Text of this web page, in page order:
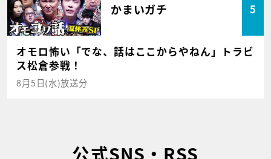
かまいガチ 5
オモロ怖い「でな、話はここからやねん」トラビ
ス松倉参戦！
8月5日(水)放送分
公式SNS・RSS